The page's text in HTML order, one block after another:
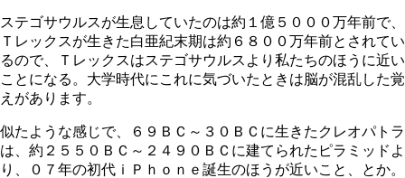
ステゴサウルスが生息していたのは約１億５０００万年前で、
Ｔレックスが生きた白亜紀末期は約６８００万年前とされてい
るので、Ｔレックスはステゴサウルスより私たちのほうに近い
ことになる。大学時代にこれに気づいたときは脳が混乱した覚
えがあります。
似たような感じで、６９ＢＣ～３０ＢＣに生きたクレオパトラ
は、約２５５０ＢＣ～２４９０ＢＣに建てられたピラミッドよ
り、０７年の初代ｉＰｈｏｎｅ誕生のほうが近いこと、とか。